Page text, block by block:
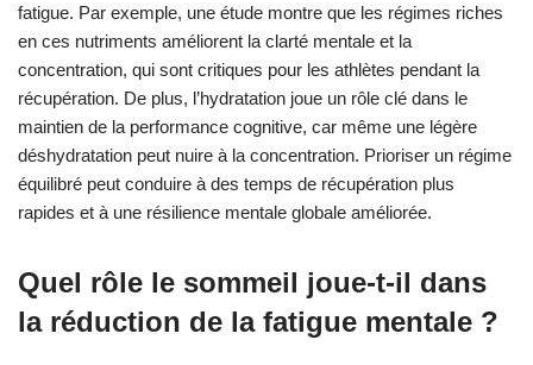
fatigue. Par exemple, une étude montre que les régimes riches
en ces nutriments améliorent la clarté mentale et la
concentration, qui sont critiques pour les athlètes pendant la
récupération. De plus, l’hydratation joue un rôle clé dans le
maintien de la performance cognitive, car même une légère
déshydratation peut nuire à la concentration. Prioriser un régime
équilibré peut conduire à des temps de récupération plus
rapides et à une résilience mentale globale améliorée.
Quel rôle le sommeil joue-t-il dans
la réduction de la fatigue mentale ?